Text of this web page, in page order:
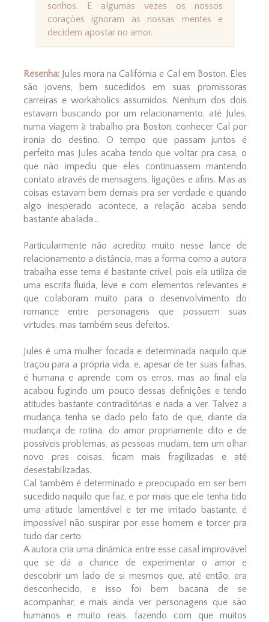
sonhos. E algumas vezes os nossos
corações ignoram as nossas mentes e
decidem apostar no amor.
Resenha:Jules mora na Califórnia e Cal em Boston. Eles
são jovens, bem sucedidos em suas promissoras
carreiras e workaholics assumidos. Nenhum dos dois
estavam buscando por um relacionamento, até Jules,
numa viagem à trabalho pra Boston, conhecer Cal por
ironia do destino. O tempo que passam juntos é
perfeito mas Jules acaba tendo que voltar pra casa, o
que não impediu que eles continuassem mantendo
contato através de mensagens, ligações e afins. Mas as
coisas estavam bem demais pra ser verdade e quando
algo inesperado acontece, a relação acaba sendo
bastante abalada...
Particularmente não acredito muito nesse lance de
relacionamento a distância, mas a forma como a autora
trabalha esse tema é bastante crível, pois ela utiliza de
uma escrita fluída, leve e com elementos relevantes e
que colaboram muito para o desenvolvimento do
romance entre personagens que possuem suas
virtudes, mas também seus defeitos.
Jules é uma mulher focada e determinada naquilo que
traçou para a própria vida, e, apesar de ter suas falhas,
é humana e aprende com os erros, mas ao final ela
acabou fugindo um pouco dessas definições e tendo
atitudes bastante contraditórias e nada a ver. Talvez a
mudança tenha se dado pelo fato de que, diante da
mudança de rotina, do amor propriamente dito e de
possíveis problemas, as pessoas mudam, tem um olhar
novo pras coisas, ficam mais fragilizadas e até
desestabilizadas.
Cal também é determinado e preocupado em ser bem
sucedido naquilo que faz, e por mais que ele tenha tido
uma atitude lamentável e ter me irritado bastante, é
impossível não suspirar por esse homem e torcer pra
tudo dar certo.
A autora cria uma dinâmica entre esse casal improvável
que se dá a chance de experimentar o amor e
descobrir um lado de si mesmos que, até então, era
desconhecido, e isso foi bem bacana de se
acompanhar, e mais ainda ver personagens que são
humanos e muito reais, fazendo com que muitos